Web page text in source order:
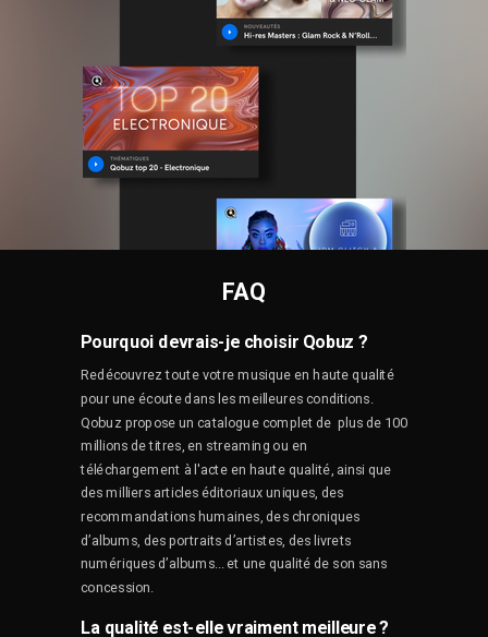
Pourquoi devrais-je choisir Qobuz ?
Redécouvrez toute votre musique en haute qualité
pour une écoute dans les meilleures conditions.
Qobuz propose un catalogue complet de plus de 100
millions de titres, en streaming ou en
téléchargement à l'acte en haute qualité, ainsi que
des milliers articles éditoriaux uniques, des
recommandations humaines, des chroniques
d’albums, des portraits d’artistes, des livrets
numériques d’albums... et une qualité de son sans
concession.
La qualité est-elle vraiment meilleure ?
FAQ